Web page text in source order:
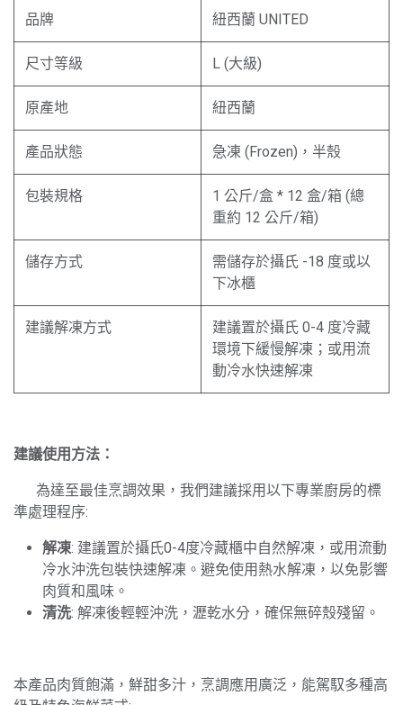
品牌 紐西蘭 UNITED
尺寸等級 L (大級)
原產地 紐西蘭
產品狀態 急凍 (Frozen)，半殼
包裝規格
1 公斤/盒 * 12 盒/箱 (總
重約 12 公斤/箱)
儲存方式
需儲存於攝氏 -18 度或以
下冰櫃
建議解凍方式
建議置於攝氏 0-4 度冷藏
環境下緩慢解凍；或用流
動冷水快速解凍
建議使用方法：
​為達至最佳烹調效果，我們建議採用以下專業廚房的標
準處理程序:
解凍: 建議置於攝氏0-4度冷藏櫃中自然解凍，或用流動
冷水沖洗包裝快速解凍。避免使用熱水解凍，以免影響
肉質和風味。
清洗: 解凍後輕輕沖洗，瀝乾水分，確保無碎殼殘留。
本產品肉質飽滿，鮮甜多汁，烹調應用廣泛，能駕馭多種高